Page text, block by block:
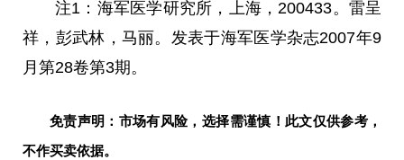
注1：海军医学研究所，上海，200433。雷呈
祥，彭武林，马丽。发表于海军医学杂志2007年9
月第28卷第3期。
免责声明：市场有风险，选择需谨慎！此文仅供参考，
不作买卖依据。